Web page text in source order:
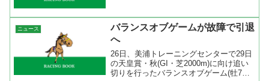
０ｍに変更。ダート１９００ｍって使っ
たことのあるコースなの？...
ニュース
バランスオブゲームが故障で引退
へ
26日、美浦トレーニングセンターで29日
の天皇賞・秋(GI・芝2000m)に向け追い
切りを行ったバランスオブゲーム(牡7、